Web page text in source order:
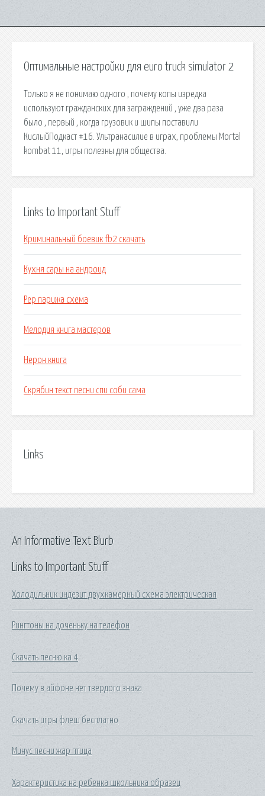
Оптимальные настройки для euro truck simulator 2
Только я не понимаю одного , почему копы изредка
используют гражданских для заграждений , уже два раза
было , первый , когда грузовик и шипы поставили
КислыйПодкаст #16. Ультранасилие в играх, проблемы Mortal
kombat 11, игры полезны для общества.
Links to Important Stuff
Криминальный боевик fb2 скачать
Кухня сары на андроид
Рер парижа схема
Мелодия книга мастеров
Нерон книга
Скрябин текст песни спи соби сама
Links
Links to Important Stuff
Холодильник индезит двухкамерный схема электрическая
Рингтоны на доченьку на телефон
Скачать песню ка 4
Почему в айфоне нет твердого знака
Скачать игры флеш бесплатно
Минус песни жар птица
Характеристика на ребенка школьника образец
An Informative Text Blurb